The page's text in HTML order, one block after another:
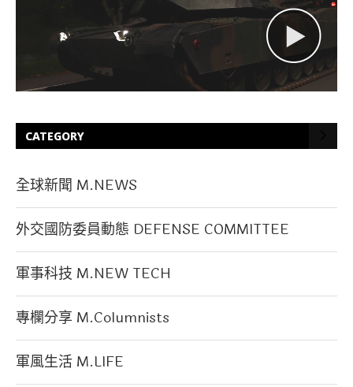
CATEGORY
全球新聞 M.NEWS
外交國防委員動態 DEFENSE COMMITTEE
軍事科技 M.NEW TECH
專欄分享 M.Columnists
軍風生活 M.LIFE